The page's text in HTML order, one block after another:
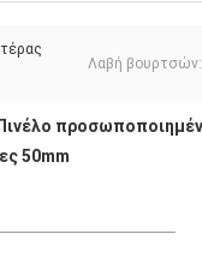
Λαβή βουρτσών:
Πινέλο
50mm